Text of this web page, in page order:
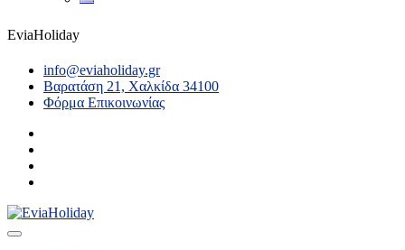
EviaHoliday
info@eviaholiday.gr
Βαρατάση 21, Χαλκίδα 34100
Φόρμα Επικοινωνίας